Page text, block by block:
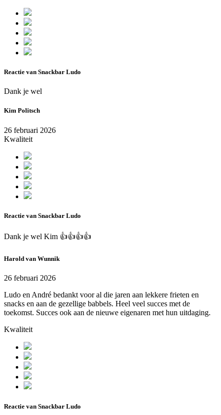
Reactie van Snackbar Ludo
Dank je wel
Kim Politsch
26 februari 2026
Kwaliteit
Reactie van Snackbar Ludo
Dank je wel Kim 👍👍👍👍
Harold van Wunnik
26 februari 2026
Ludo en André bedankt voor al die jaren aan lekkere frieten en
snacks en aan de gezellige babbels. Heel veel succes met de
toekomst. Succes ook aan de nieuwe eigenaren met hun uitdaging.
Kwaliteit
Reactie van Snackbar Ludo